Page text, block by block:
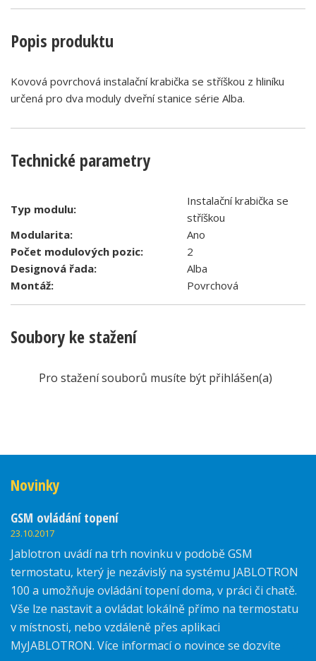
Popis produktu
Kovová povrchová instalační krabička se stříškou z hliníku
určená pro dva moduly dveřní stanice série Alba.
Technické parametry
Typ modulu:
Instalační krabička se
stříškou
Modularita:
Ano
Počet modulových pozic:
2
Designová řada:
Alba
Montáž:
Povrchová
Soubory ke stažení
Pro stažení souborů musíte být přihlášen(a)
Novinky
GSM ovládání topení
23.10.2017
Jablotron uvádí na trh novinku v podobě GSM
termostatu, který je nezávislý na systému JABLOTRON
100 a umožňuje ovládání topení doma, v práci či chatě.
Vše lze nastavit a ovládat lokálně přímo na termostatu
v místnosti, nebo vzdáleně přes aplikaci
MyJABLOTRON. Více informací o novince se dozvíte